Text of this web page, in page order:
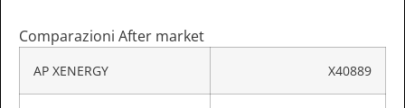
Comparazioni After market
AP XENERGY X40889